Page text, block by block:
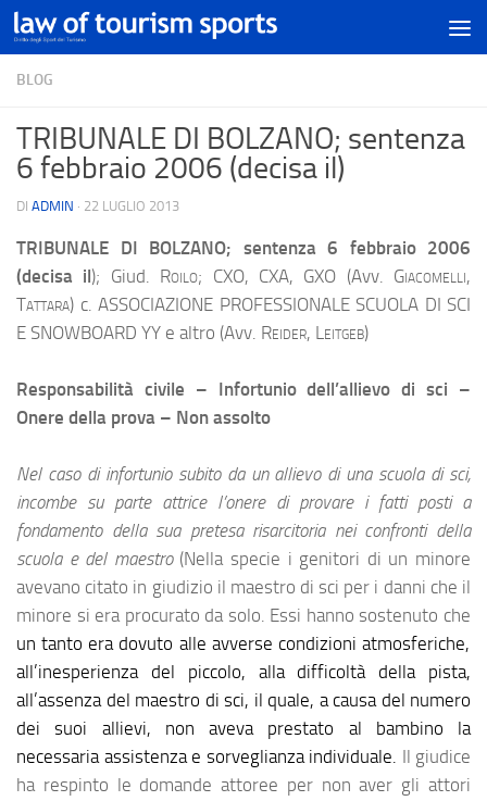
BLOG
TRIBUNALE DI BOLZANO; sentenza
6 febbraio 2006 (decisa il)
DI ADMIN · 22 LUGLIO 2013
TRIBUNALE DI BOLZANO; sentenza 6 febbraio 2006
(decisa il); Giud. Roilo; CXO, CXA, GXO (Avv. Giacomelli,
Tattara) c. ASSOCIAZIONE PROFESSIONALE SCUOLA DI SCI
E SNOWBOARD YY e altro (Avv. Reider, Leitgeb)
Responsabilità civile – Infortunio dell’allievo di sci –
Onere della prova – Non assolto
Nel caso di infortunio subito da un allievo di una scuola di sci,
incombe su parte attrice l’onere di provare i fatti posti a
fondamento della sua pretesa risarcitoria nei confronti della
scuola e del maestro (Nella specie i genitori di un minore
avevano citato in giudizio il maestro di sci per i danni che il
minore si era procurato da solo. Essi hanno sostenuto che
un tanto era dovuto alle avverse condizioni atmosferiche,
all’inesperienza del piccolo, alla difficoltà della pista,
all’assenza del maestro di sci, il quale, a causa del numero
dei suoi allievi, non aveva prestato al bambino la
necessaria assistenza e sorveglianza individuale. Il giudice
ha respinto le domande attoree per non aver gli attori